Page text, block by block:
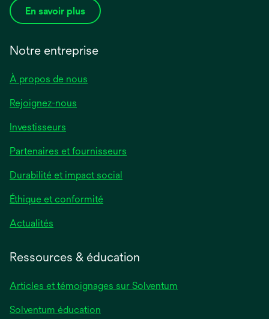
En savoir plus
Notre entreprise
À propos de nous
Rejoignez-nous
Investisseurs
Partenaires et fournisseurs
Durabilité et impact social
Éthique et conformité
Actualités
Ressources & éducation
Articles et témoignages sur Solventum
Solventum éducation